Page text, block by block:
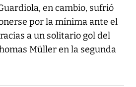
en cambio, sufrió
por la mínima ante el
a un solitario gol del
Müller en la segunda